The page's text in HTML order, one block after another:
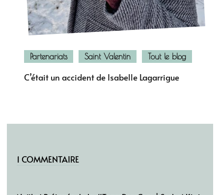
Partenariats Saint Valentin Tout le blog
C’était un accident de Isabelle Lagarrigue
1 COMMENTAIRE